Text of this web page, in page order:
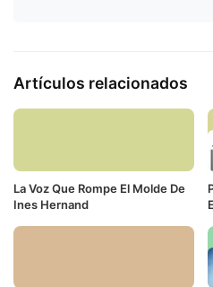
Artículos relacionados
La Voz Que Rompe El Molde De
Ines Hernand